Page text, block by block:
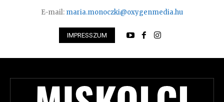
E-mail: maria.monoczki@oxygenmedia.hu
IMPRESSZUM